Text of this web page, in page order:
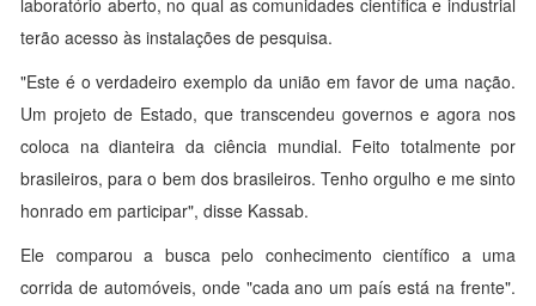
laboratório aberto, no qual as comunidades científica e industrial
terão acesso às instalações de pesquisa.
"Este é o verdadeiro exemplo da união em favor de uma nação.
Um projeto de Estado, que transcendeu governos e agora nos
coloca na dianteira da ciência mundial. Feito totalmente por
brasileiros, para o bem dos brasileiros. Tenho orgulho e me sinto
honrado em participar", disse Kassab.
Ele comparou a busca pelo conhecimento científico a uma
corrida de automóveis, onde "cada ano um país está na frente".